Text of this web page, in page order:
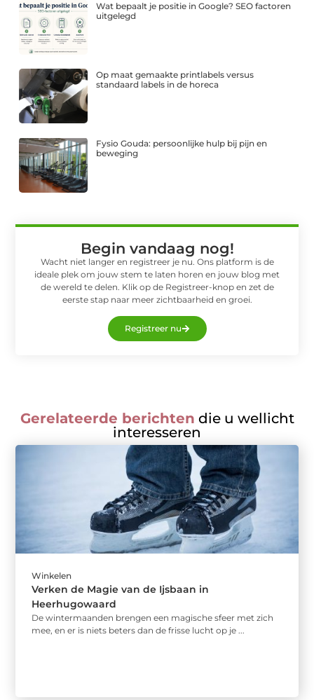
Wat bepaalt je positie in Google? SEO factoren
uitgelegd
Op maat gemaakte printlabels versus
standaard labels in de horeca
Fysio Gouda: persoonlijke hulp bij pijn en
beweging
Begin vandaag nog!
Wacht niet langer en registreer je nu. Ons platform is de
ideale plek om jouw stem te laten horen en jouw blog met
de wereld te delen. Klik op de Registreer-knop en zet de
eerste stap naar meer zichtbaarheid en groei.
Registreer nu
Gerelateerde berichten die u wellicht
interesseren
Winkelen
Verken de Magie van de Ijsbaan in
Heerhugowaard
De wintermaanden brengen een magische sfeer met zich
mee, en er is niets beters dan de frisse lucht op je ...